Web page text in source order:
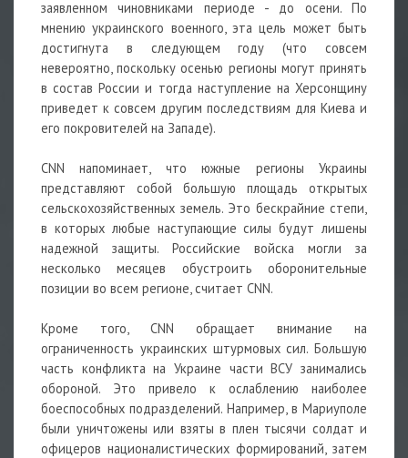
заявленном чиновниками периоде - до осени. По
мнению украинского военного, эта цель может быть
достигнута в следующем году (что совсем
невероятно, поскольку осенью регионы могут принять
в состав России и тогда наступление на Херсонщину
приведет к совсем другим последствиям для Киева и
его покровителей на Западе).
CNN напоминает, что южные регионы Украины
представляют собой большую площадь открытых
сельскохозяйственных земель. Это бескрайние степи,
в которых любые наступающие силы будут лишены
надежной защиты. Российские войска могли за
несколько месяцев обустроить оборонительные
позиции во всем регионе, считает CNN.
Кроме того, CNN обращает внимание на
ограниченность украинских штурмовых сил. Большую
часть конфликта на Украине части ВСУ занимались
обороной. Это привело к ослаблению наиболее
боеспособных подразделений. Например, в Мариуполе
были уничтожены или взяты в плен тысячи солдат и
офицеров националистических формирований, затем